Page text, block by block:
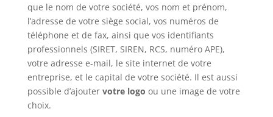
que le nom de votre société, vos nom et prénom,
l’adresse de votre siège social, vos numéros de
téléphone et de fax, ainsi que vos identifiants
professionnels (SIRET, SIREN, RCS, numéro APE),
votre adresse e-mail, le site internet de votre
entreprise, et le capital de votre société. Il est aussi
possible d’ajouter votre logo ou une image de votre
choix.